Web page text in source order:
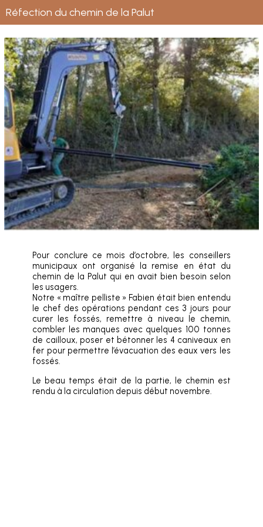
Réfection du chemin de la Palut
Pour conclure ce mois d’octobre, les conseillers
municipaux ont organisé la remise en état du
chemin de la Palut qui en avait bien besoin selon
les usagers.
Notre « maître pelliste » Fabien était bien entendu
le chef des opérations pendant ces 3 jours pour
curer les fossés, remettre à niveau le chemin,
combler les manques avec quelques 100 tonnes
de cailloux, poser et bétonner les 4 caniveaux en
fer pour permettre l’évacuation des eaux vers les
fossés.
Le beau temps était de la partie, le chemin est
rendu à la circulation depuis début novembre.